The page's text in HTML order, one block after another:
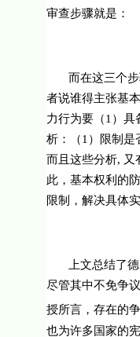
审查步骤就是：
而在这三个
者说谁得主张基
力行为要（1 ）具
析：（1 ）限制是
而且这些分析, 又
此，基本权利的
限制，解决具体
上文总结了
尽管其中不免争
授所言，存在的
也为许多国家的